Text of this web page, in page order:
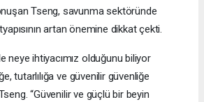
Tseng, savunma sektöründe
artan önemine dikkat çekti.
neye ihtiyacımız olduğunu biliyor
tutarlılığa ve güvenilir güvenliğe
“Güvenilir ve güçlü bir beyin